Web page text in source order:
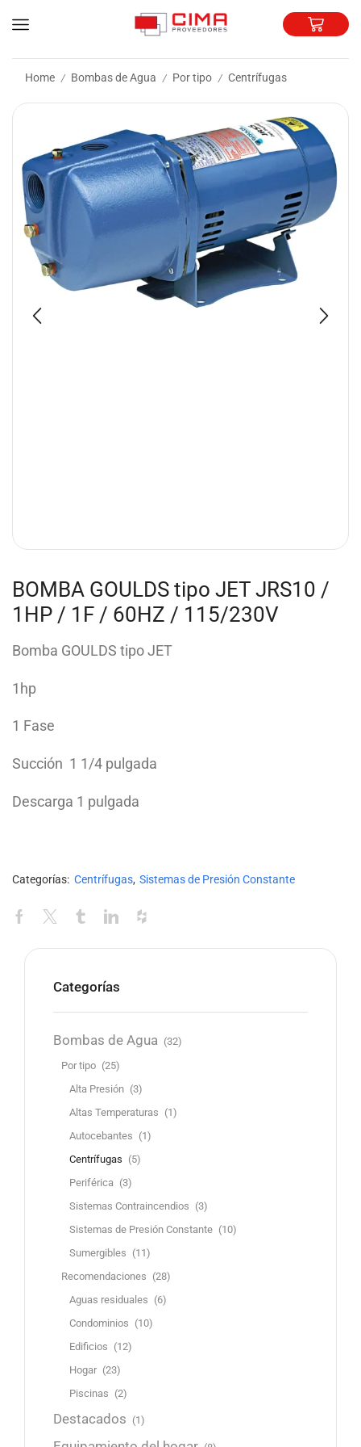
Home / Bombas de Agua / Por tipo / Centrífugas
BOMBA GOULDS tipo JET JRS10 /
1HP / 1F / 60HZ / 115/230V
Bomba GOULDS tipo JET
1hp
1 Fase
Succión 1 1/4 pulgada
Descarga 1 pulgada
Categorías: Centrífugas, Sistemas de Presión Constante
Categorías
Bombas de Agua (32)
Por tipo (25)
Alta Presión (3)
Altas Temperaturas (1)
Autocebantes (1)
Centrífugas (5)
Periférica (3)
Sistemas Contraincendios (3)
Sistemas de Presión Constante (10)
Sumergibles (11)
Recomendaciones (28)
Aguas residuales (6)
Condominios (10)
Edificios (12)
Hogar (23)
Piscinas (2)
Destacados (1)